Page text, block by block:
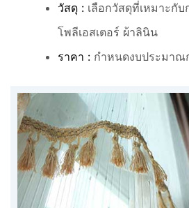
วัสดุ : เลือกวัสดุที่เหมาะกับ
โพลีเอสเตอร์ ผ้าลินิน
ราคา : กำหนดงบประมาณ